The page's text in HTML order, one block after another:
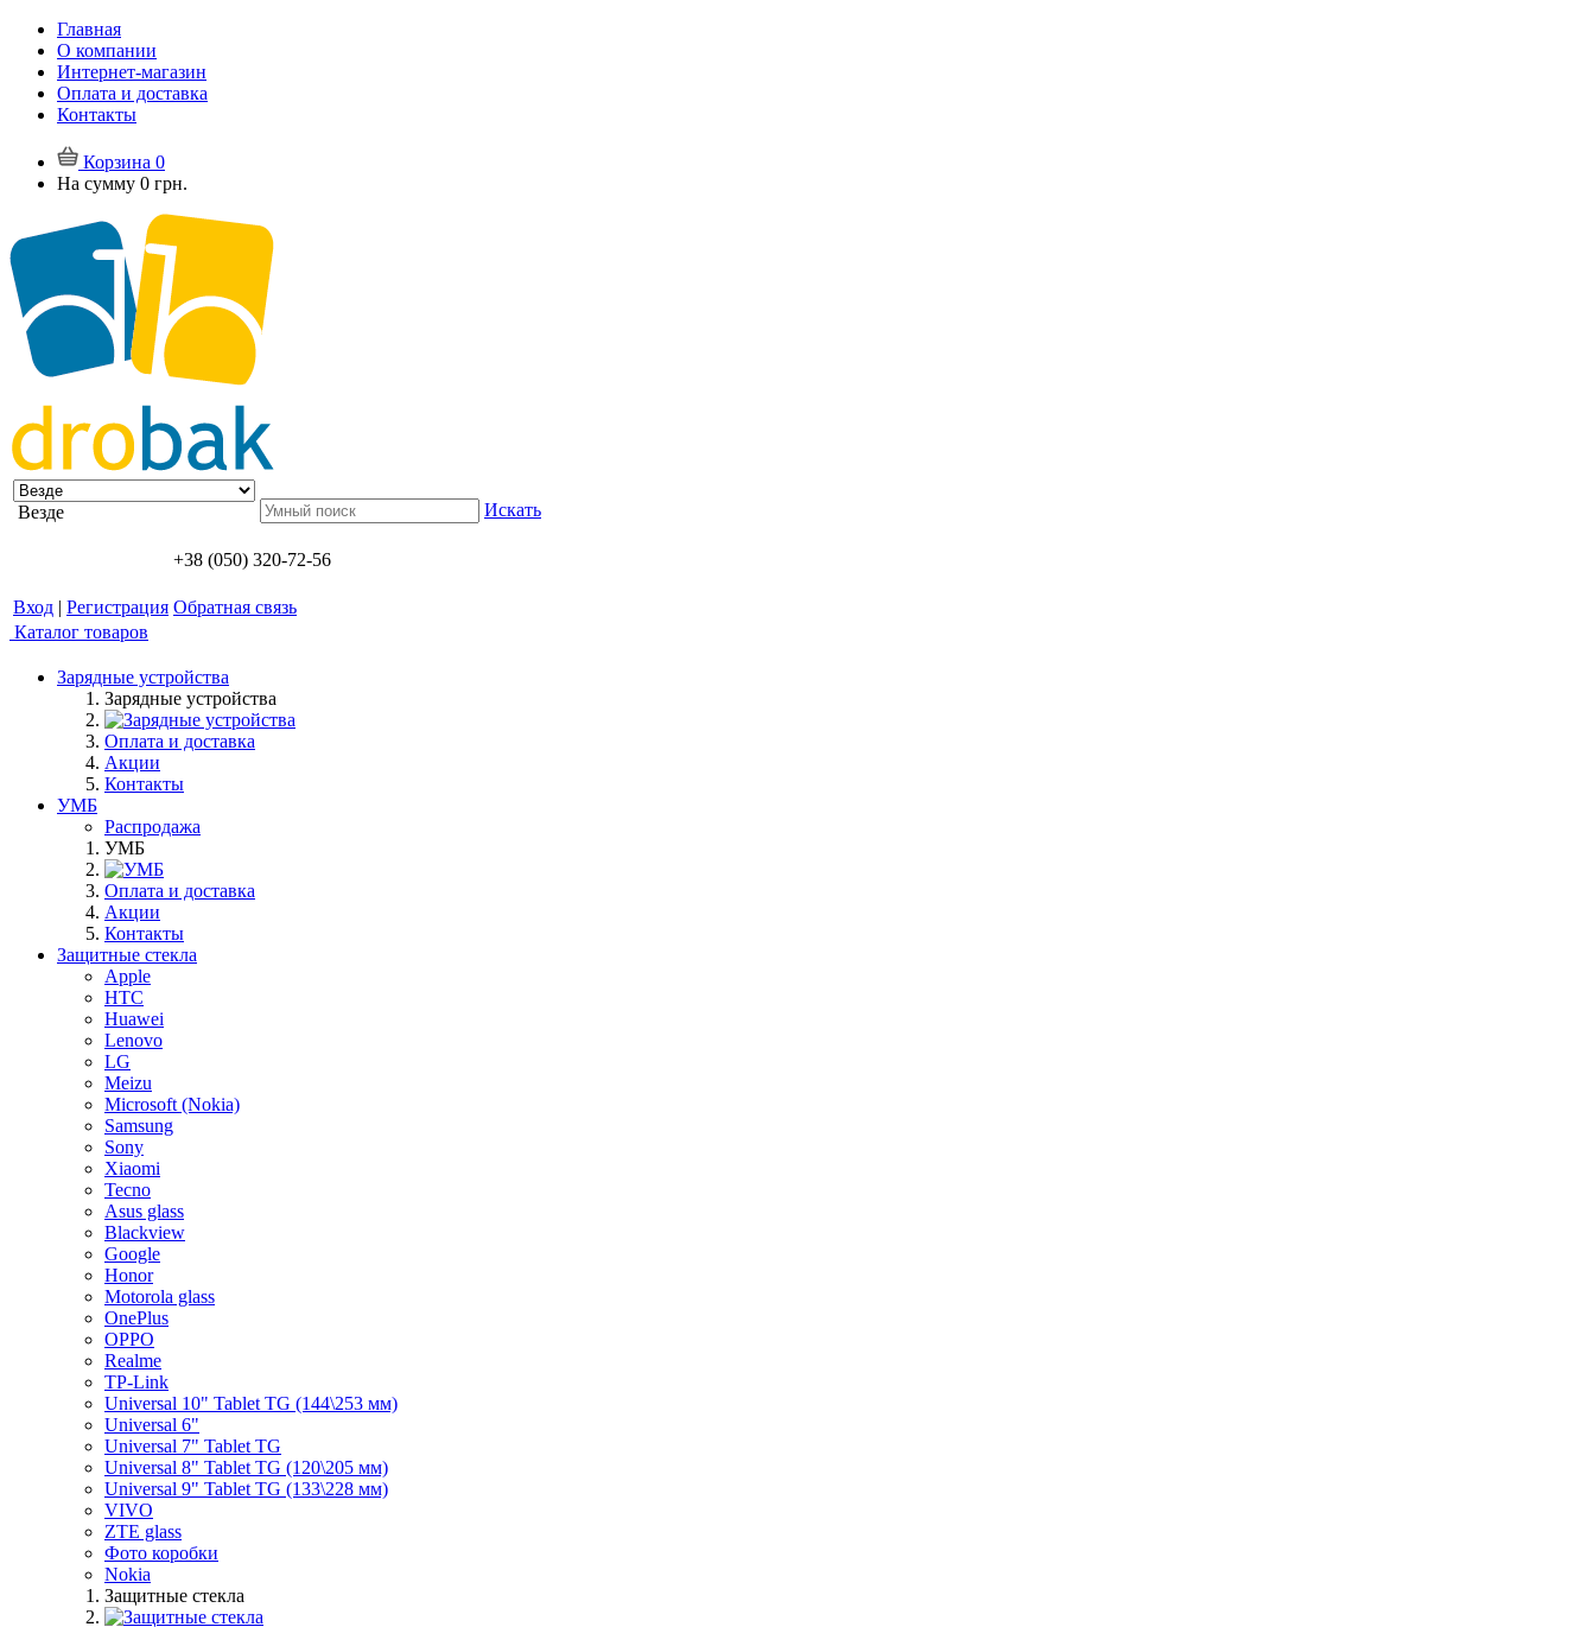
Главная
О компании
Интернет-магазин
Оплата и доставка
Контакты
Корзина 0
На сумму 0 грн.
Везде Искать
+38 (050) 320-72-56
Вход | Регистрация Обратная связь
Каталог товаров
Зарядные устройства
Зарядные устройства
Оплата и доставка
Акции
Контакты
УМБ
Распродажа
УМБ
Оплата и доставка
Акции
Контакты
Защитные стекла
Apple
HTC
Huawei
Lenovo
LG
Meizu
Microsoft (Nokia)
Samsung
Sony
Xiaomi
Tecno
Asus glass
Blackview
Google
Honor
Motorola glass
OnePlus
OPPO
Realme
TP-Link
Universal 10" Tablet TG (144\253 мм)
Universal 6"
Universal 7" Tablet TG
Universal 8" Tablet TG (120\205 мм)
Universal 9" Tablet TG (133\228 мм)
VIVO
ZTE glass
Фото коробки
Nokia
Защитные стекла